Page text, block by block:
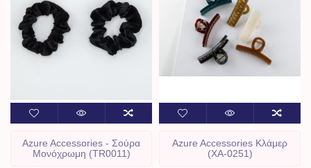
Azure Accessories - Σούρα
Μονόχρωμη (TR0011)
Azure Accessories Kλάμερ
(ΧΑ-0251)